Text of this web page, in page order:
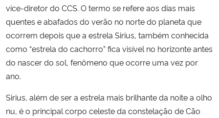
vice-diretor do CCS. O termo se refere aos dias mais
quentes e abafados do verão no norte do planeta que
ocorrem depois que a estrela Sirius, também conhecida
como “estrela do cachorro” fica visível no horizonte antes
do nascer do sol, fenômeno que ocorre uma vez por
ano.
Sirius, além de ser a estrela mais brilhante da noite a olho
nu, é o principal corpo celeste da constelação de Cão